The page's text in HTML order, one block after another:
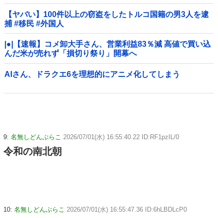
【ヤバい】100件以上の窃盗をしたトルコ国籍の男3人を逮
捕 #移民 #外国人
|●|【速報】コメ卸大手さん、営業利益83％減 高値で買い込
んだ米が売れず「損切り祭り」開幕へ
AIさん、ドラクエ6を理想的にアニメ化してしまう
9: 名無しどんぶらこ 2026/07/01(水) 16:55:40.22 ID:RF1pzIL/0
令和の南北朝
10: 名無しどんぶらこ 2026/07/01(水) 16:55:47.36 ID:6hLBDLcP0